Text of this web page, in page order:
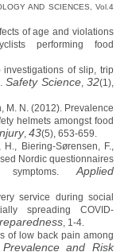
AND SCIENCES, Vol.4
of age and violations
performing food
investigations of slip, trip
Safety Science,32(1),
M. N. (2012). Prevalence
helmets amongst food
, 43(5), 653-659.
Biering-Sørensen, F.,
Nordic questionnaires
symptoms.Applied
service during social
spreading COVID-
, 1-4.
of low back pain among
Prevalence and Risk